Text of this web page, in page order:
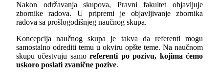
Nakon održavanja skupova, Pravni fakultet objavljuje
zbornike radova. U pripremi je objavljivanje zbornika
radova sa prošlogodišnjeg naučnog skupa.
Koncepcija naučnog skupa je takva da referenti mogu
samostalno odrediti temu u okviru opšte teme. Na naučnom
skupu učestvuju samoreferenti po pozivu, kojima ćemo
uskoro poslati zvanične pozive.